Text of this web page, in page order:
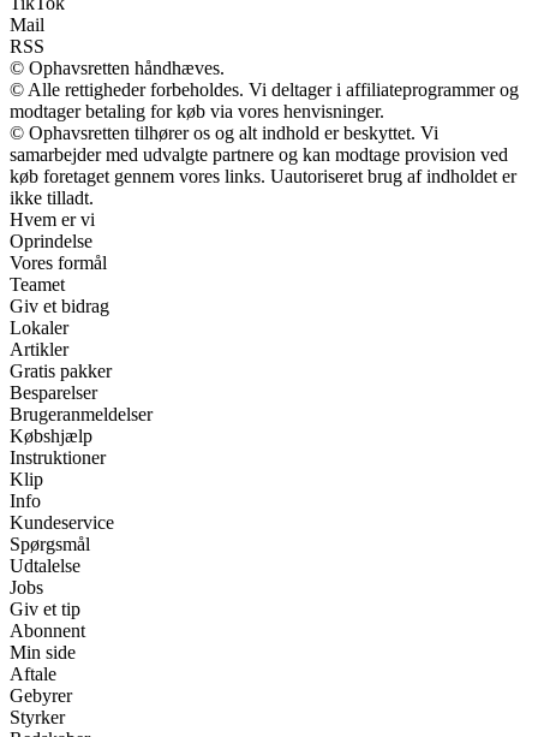
Mail
RSS
© Ophavsretten håndhæves.
© Alle rettigheder forbeholdes. Vi deltager i affiliateprogrammer og
modtager betaling for køb via vores henvisninger.
© Ophavsretten tilhører os og alt indhold er beskyttet. Vi
samarbejder med udvalgte partnere og kan modtage provision ved
køb foretaget gennem vores links. Uautoriseret brug af indholdet er
ikke tilladt.
Hvem er vi
Oprindelse
Vores formål
Teamet
Giv et bidrag
Lokaler
Artikler
Gratis pakker
Besparelser
Brugeranmeldelser
Købshjælp
Instruktioner
Klip
Info
Kundeservice
Spørgsmål
Udtalelse
Jobs
Giv et tip
Abonnent
Min side
Aftale
Gebyrer
Styrker